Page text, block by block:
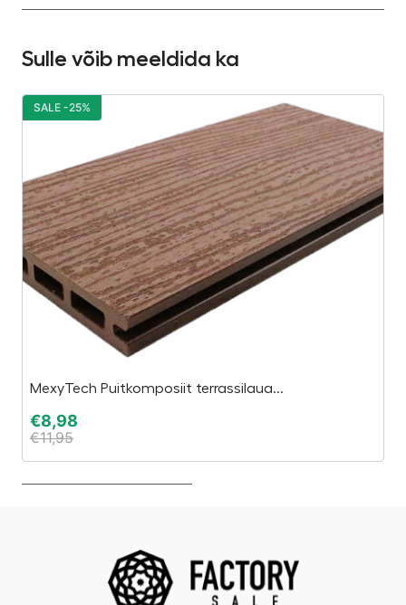
Sulle võib meeldida ka
MexyTech Puitkomposiit terrassilaua...
€8,98
€11,95
SALE -25%